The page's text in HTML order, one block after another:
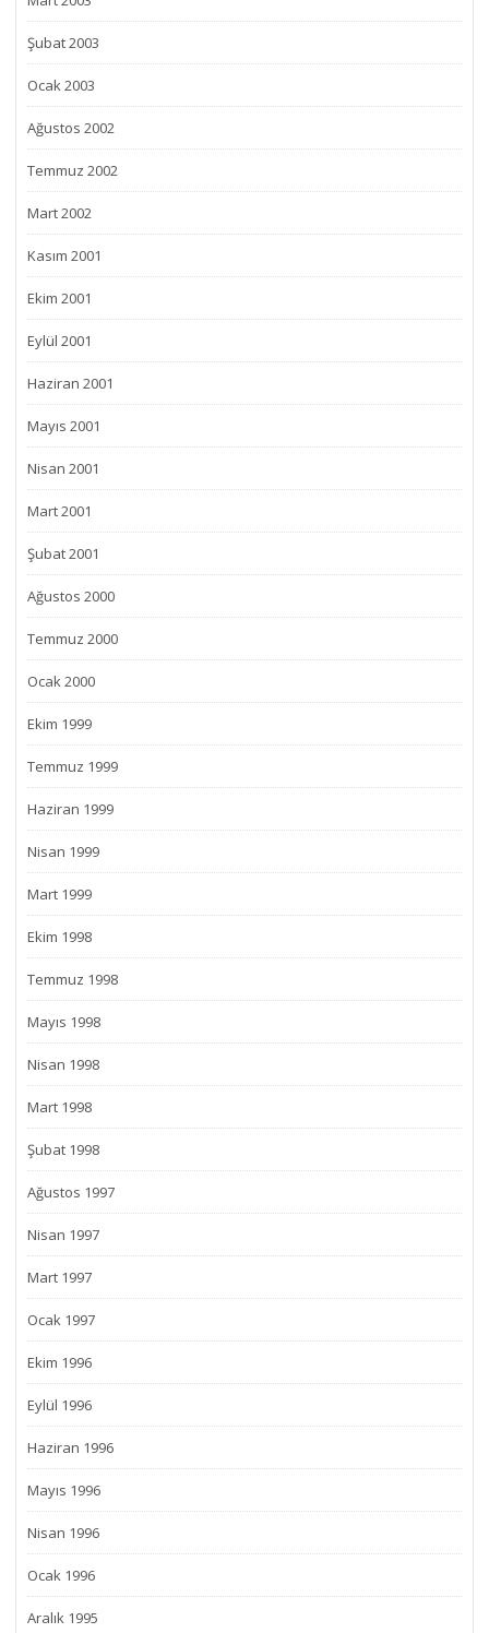
Şubat 2003
Ocak 2003
Ağustos 2002
Temmuz 2002
Mart 2002
Kasım 2001
Ekim 2001
Eylül 2001
Haziran 2001
Mayıs 2001
Nisan 2001
Mart 2001
Şubat 2001
Ağustos 2000
Temmuz 2000
Ocak 2000
Ekim 1999
Temmuz 1999
Haziran 1999
Nisan 1999
Mart 1999
Ekim 1998
Temmuz 1998
Mayıs 1998
Nisan 1998
Mart 1998
Şubat 1998
Ağustos 1997
Nisan 1997
Mart 1997
Ocak 1997
Ekim 1996
Eylül 1996
Haziran 1996
Mayıs 1996
Nisan 1996
Ocak 1996
Aralık 1995